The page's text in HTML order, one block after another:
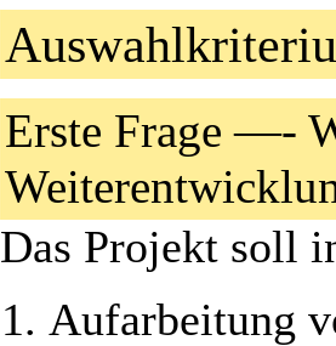
Erste Frage —-
Das Projekt soll
Aufarbeitung